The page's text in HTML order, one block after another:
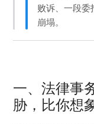
败诉、一段委
崩塌。
一、法律事
胁，比你想